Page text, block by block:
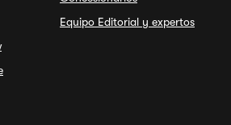
Equipo Editorial y expertos